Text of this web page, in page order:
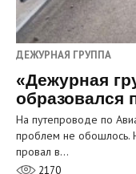
ДЕЖУРНАЯ ГРУППА
«Дежурная
образовался
На путепроводе по
проблем не обошлось.
провал в…
2170